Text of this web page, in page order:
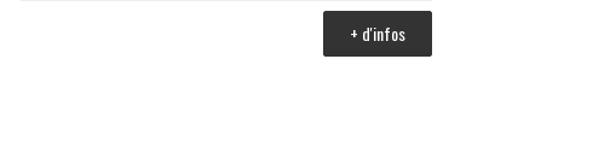
+ d'infos